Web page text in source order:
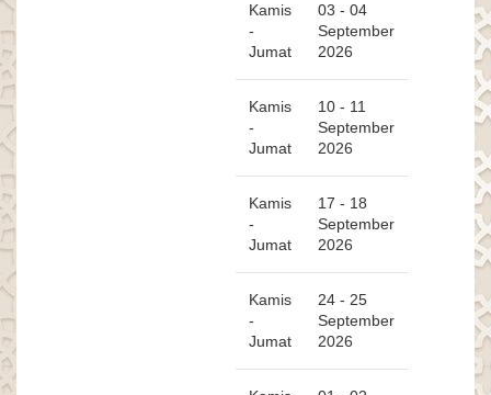
Kamis
-
Jumat
03 - 04
September
2026
Kamis
-
Jumat
10 - 11
September
2026
Kamis
-
Jumat
17 - 18
September
2026
Kamis
-
Jumat
24 - 25
September
2026